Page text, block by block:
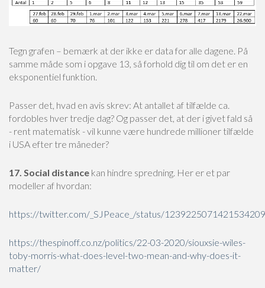
Tegn grafen – bemærk at der ikke er data for alle dagene. På
samme måde som i opgave 13, så forhold dig til om det er en
eksponentiel funktion.
Passer det, hvad en avis skrev: At antallet af tilfælde ca.
fordobles hver tredje dag? Og passer det, at der i givet fald så
- rent matematisk - vil kunne være hundrede millioner tilfælde
i USA efter tre måneder?
17. Social distance kan hindre spredning. Her er et par
modeller af hvordan:
https://twitter.com/_SJPeace_/status/1239225071421534209
https://thespinoff.co.nz/politics/22-03-2020/siouxsie-wiles-
toby-morris-what-does-level-two-mean-and-why-does-it-
matter/